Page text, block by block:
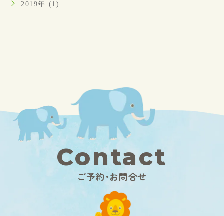
2019年 (1)
Contact
ご予約･お問合せ